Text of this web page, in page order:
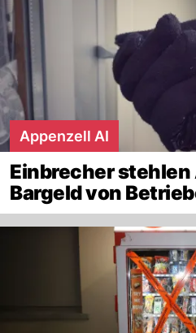
Appenzell AI
Einbrecher
Bargeld von